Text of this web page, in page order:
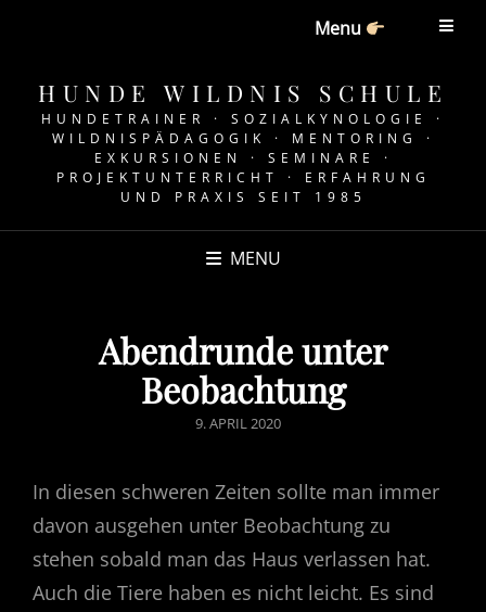
Menu
HUNDE WILDNIS SCHULE
HUNDETRAINER · SOZIALKYNOLOGIE ·
WILDNISPÄDAGOGIK · MENTORING ·
EXKURSIONEN · SEMINARE ·
PROJEKTUNTERRICHT · ERFAHRUNG
UND PRAXIS SEIT 1985
MENU
Abendrunde unter
Beobachtung
POSTED
9. APRIL 2020
In diesen schweren Zeiten sollte man immer
davon ausgehen unter Beobachtung zu
stehen sobald man das Haus verlassen hat.
Auch die Tiere haben es nicht leicht. Es sind